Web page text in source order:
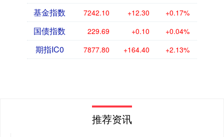
基金指数 7242.10 +12.30 +0.17%
国债指数 229.69 +0.10 +0.04%
期指IC0 7877.80 +164.40 +2.13%
推荐资讯